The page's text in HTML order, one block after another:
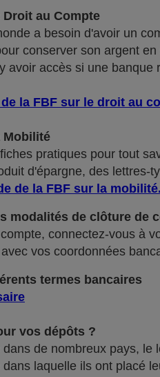
au Compte
a besoin d'avoir un
conserver son argent
avoir accès si une
la FBF sur le droit au
Mobilité
pratiques pour tout
d'épargne, des lettres-
de la FBF sur la mobilité.
modalités de clôture de
connectez-vous à
vos coordonnées
termes bancaires
vos dépôts ?
de nombreux pays,
laquelle ils ont placé